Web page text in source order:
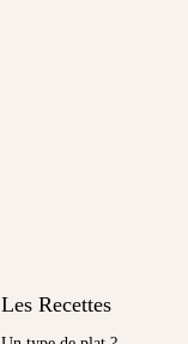
Les Recettes